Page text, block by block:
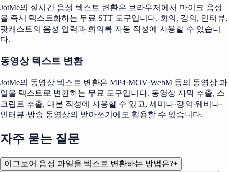
JotMe의 실시간 음성 텍스트 변환은 브라우저에서 마이크 음성
을 즉시 텍스트화하는 무료 STT 도구입니다. 회의, 강의, 인터뷰,
팟캐스트의 음성 입력과 회의록 자동 작성에 사용할 수 있습니
다.
동영상 텍스트 변환
JotMe의 동영상 텍스트 변환은 MP4·MOV·WebM 등의 동영상 파
일을 텍스트로 변환하는 무료 도구입니다. 동영상 자막 추출, 스
크립트 추출, 대본 작성에 사용할 수 있고, 세미나·강의·웨비나·
인터뷰·방송 동영상의 받아쓰기에도 활용할 수 있습니다.
자주 묻는 질문
이그보어 음성 파일을 텍스트 변환하는 방법은?+